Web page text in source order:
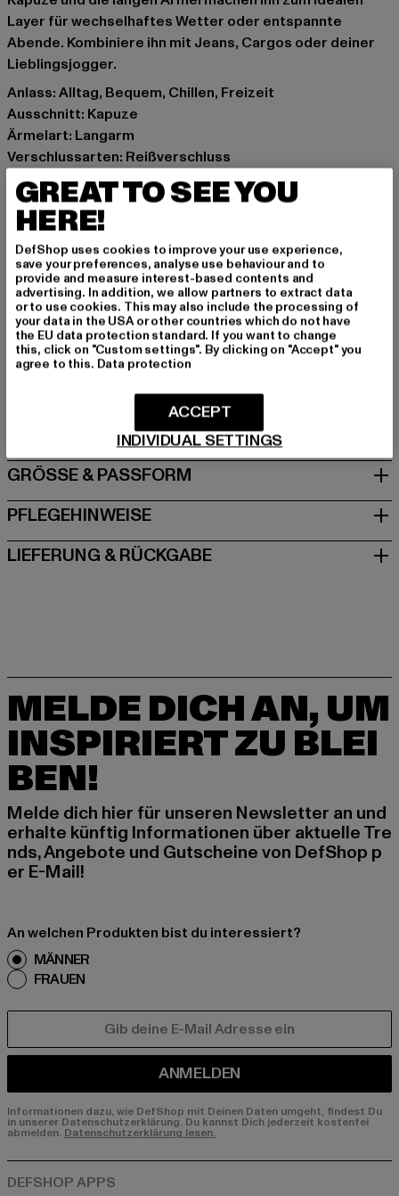
Layer für wechselhaftes Wetter oder entspannte
Abende. Kombiniere ihn mit Jeans, Cargos oder deiner
Lieblingsjogger.
Anlass: Alltag, Bequem, Chillen, Freizeit
Ausschnitt: Kapuze
Ärmelart: Langarm
Verschlussarten: Reißverschluss
Details: Rippstrickbündchen, Einschubtaschen
Schnitt: Normal
Marke: Mister Tee
Kat.: Sweat & Fleece - Hoodies Zipthrough
Farbe: schwarz
Hersteller Farbe: black
Materialzusammensetzung: 70% Baumwolle, 30%
Polyester
Art.Nr: SFF01-00007
Hersteller: DefShop GmbH |graffiti@def-shop.com
Franklinstraße 12a-13 | 10587 Berlin | Germany
GRÖSSE & PASSFORM
PFLEGEHINWEISE
LIEFERUNG & RÜCKGABE
MELDE DICH AN, UM
INSPIRIERT ZU BLEI
BEN!
Melde dich hier für unseren Newsletter an und
erhalte künftig Informationen über aktuelle Tre
nds, Angebote und Gutscheine von DefShop p
er E-Mail!
An welchen Produkten bist du interessiert?
MÄNNER
FRAUEN
ANMELDEN
Informationen dazu, wie DefShop mit Deinen Daten umgeht, findest Du
in unserer Datenschutzerklärung. Du kannst Dich jederzeit kostenfei
abmelden. Datenschutzerklärung lesen.
GREAT TO SEE YOU
HERE!
DefShop uses cookies to improve your use experience,
save your preferences, analyse use behaviour and to
provide and measure interest-based contents and
advertising. In addition, we allow partners to extract data
or to use cookies. This may also include the processing of
your data in the USA or other countries which do not have
the EU data protection standard. If you want to change
this, click on "Custom settings". By clicking on "Accept" you
agree to this. Data protection
INDIVIDUAL SETTINGS
ACCEPT